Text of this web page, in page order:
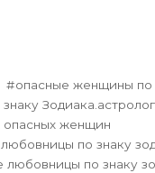
опасные женщины по
опасных женщин
по знаку
любовницы по знаку